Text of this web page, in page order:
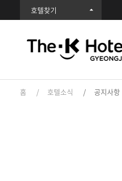
호텔찾기
홈 호텔소식 공지사항